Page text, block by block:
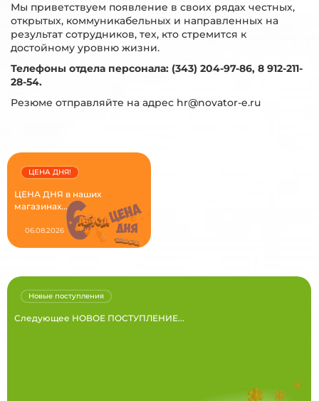
Мы приветствуем появление в своих рядах честных,
открытых, коммуникабельных и направленных на
результат сотрудников, тех, кто стремится к
достойному уровню жизни.
Телефоны отдела персонала: (343) 204-97-86, 8 912-211-
28-54.
Резюме отправляйте на адрес hr@novator-e.ru
ЦЕНА ДНЯ в наших
магазинах...
ЦЕНА ДНЯ!
06.08.2026
Следующее НОВОЕ ПОСТУПЛЕНИЕ...
Новые поступления